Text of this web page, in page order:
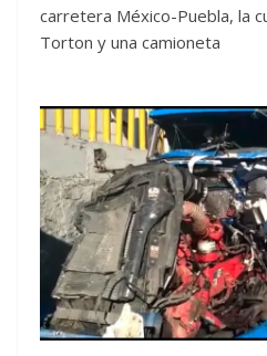
carretera México-Puebla, la
Torton y una camioneta